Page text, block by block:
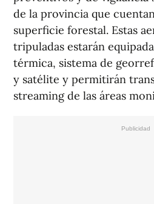
de la provincia que
superficie forestal. Estas
tripuladas estarán
térmica, sistema de
y satélite y permitirán
streaming de las áreas